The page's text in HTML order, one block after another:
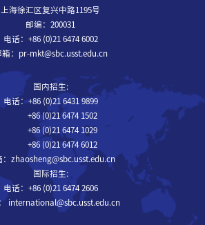
上海徐汇区复兴中路1195号
邮编：200031
电话：+86 (0)21 6474 6002
箱：pr-mkt@sbc.usst.edu.cn
国内招生:
电话：+86 (0)21 6431 9899
+86 (0)21 6474 1502
+86 (0)21 6474 1029
+86 (0)21 6474 6012
：zhaosheng@sbc.usst.edu.cn
国际招生:
电话：+86 (0)21 6474 2606
international@sbc.usst.edu.cn